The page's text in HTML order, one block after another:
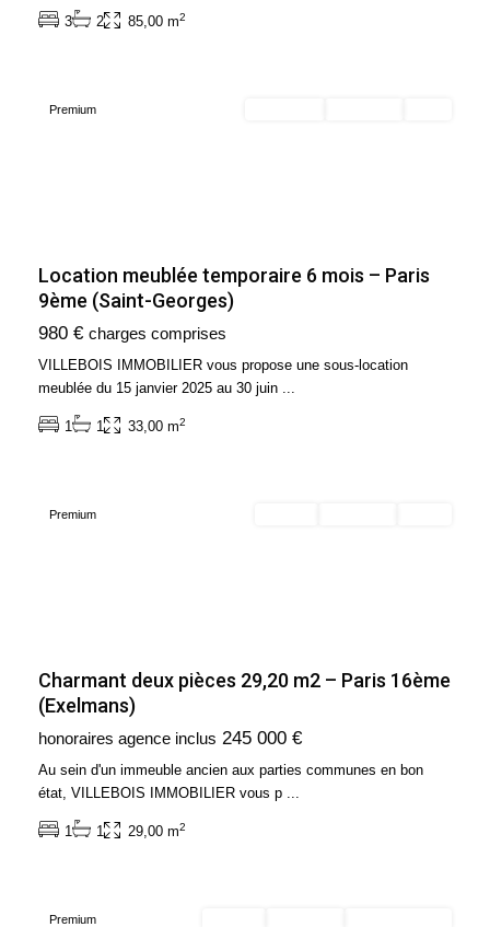
3 2 85,00 m2
Arrondissement
Premium
Location meublée temporaire 6 mois – Paris
9ème (Saint-Georges)
980 € charges comprises
VILLEBOIS IMMOBILIER vous propose une sous-location
meublée du 15 janvier 2025 au 30 juin ...
1 1 33,00 m2
Ile
de
France,
Paris
Arrondissement
Premium
Charmant deux pièces 29,20 m2 – Paris 16ème
(Exelmans)
honoraires agence inclus 245 000 €
Au sein d'un immeuble ancien aux parties communes en bon
état, VILLEBOIS IMMOBILIER vous p ...
1 1 29,00 m2
Ile
de
France,
Paris
Arrondissement
Premium